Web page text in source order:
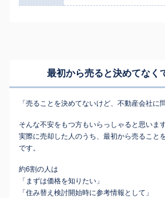
最初から売ると決めてなく
「売ることを決めてないけど、不動産会社に
そんな不安をもつ方もいらっしゃると思いま
実際に売却した人のうち、最初から売ること
です。
約6割の人は
「まずは価格を知りたい」
「住み替え検討開始時に参考情報として」